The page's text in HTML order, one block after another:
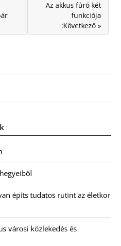
Az akkus fúró két
funkciója
:Következő »
építs tudatos rutint az életkor
városi közlekedés és